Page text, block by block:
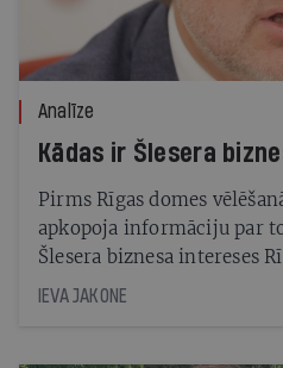
Analīze
Kādas ir Šlesera
Pirms Rīgas domes
apkopoja informāciju par
Šlesera biznesa intereses
galvaspilsētā pieder prāvas
IEVA JAKONE